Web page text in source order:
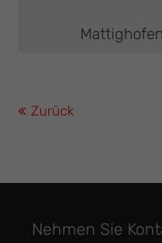
Mattighofen
Zurück
Nehmen Sie